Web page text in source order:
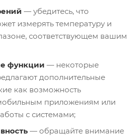
— убедитесь, что
измерять температуру и
соответствующем вашим
функции — некоторые
дополнительные
как возможность
приложениям или
с системами;
— обращайте внимание